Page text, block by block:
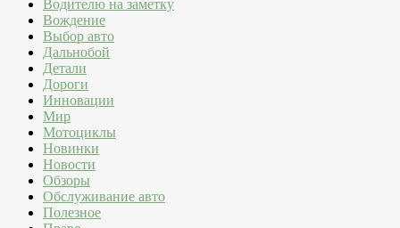
Водителю на заметку
Вождение
Выбор авто
Дальнобой
Детали
Дороги
Инновации
Мир
Мотоциклы
Новинки
Новости
Обзоры
Обслуживание авто
Полезное